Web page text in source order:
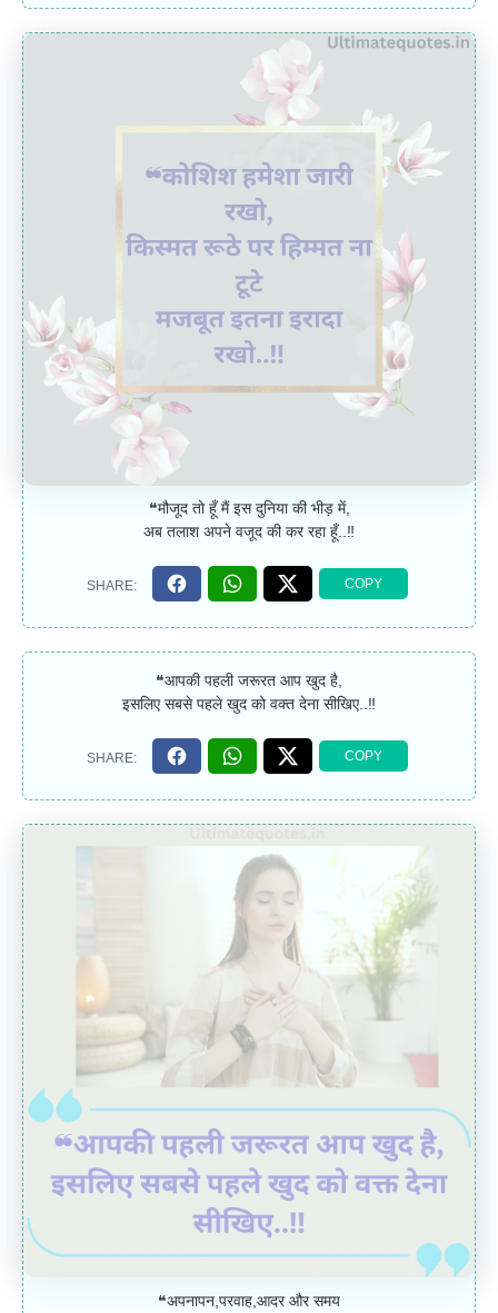
❝मौजूद तो हूँ मैं इस दुनिया की भीड़ में,
अब तलाश अपने वजूद की कर रहा हूँ..‼
❝आपकी पहली जरूरत आप खुद है,
इसलिए सबसे पहले खुद को वक्त देना सीखिए..‼
❝अपनापन,परवाह,आदर और समय